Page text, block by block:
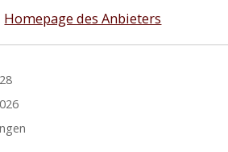
Homepage des Anbieters